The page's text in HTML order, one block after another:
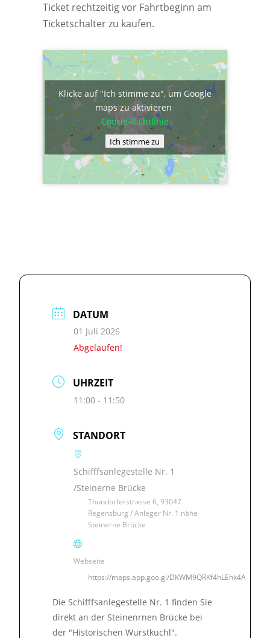
Ticket rechtzeitig vor Fahrtbeginn am
Ticketschalter zu kaufen.
Klicke auf "Ich stimme zu", um Google
maps zu aktivieren
Cookie-Richtlinie
Ich stimme zu
DATUM
01 Juli 2026
Abgelaufen!
UHRZEIT
11:00 - 11:50
STANDORT
Schifffsanlegestelle Nr. 1
/Steinerne Brücke
Thundorferstrasse 6, 93047
Regensburg / Anleger Nr. 1 nähe
Steinerne Brücke
Webseite
https://maps.app.goo.gl/DKWM9QRKf4hLEhk4A
Die Schifffsanlegestelle Nr. 1 finden Sie
direkt an der Steinenrnen Brücke bei
der "Historischen Wurstkuchl".